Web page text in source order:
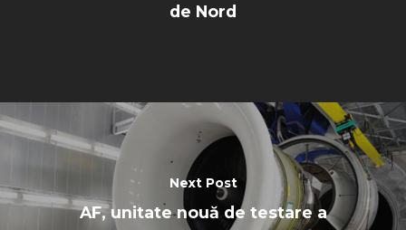
de Nord
Next Post
AF, unitate nouă de testare a